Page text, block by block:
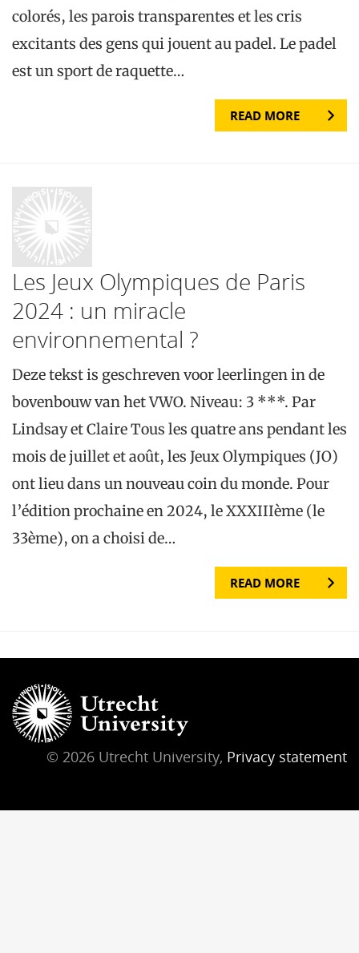
colorés, les parois transparentes et les cris
excitants des gens qui jouent au padel. Le padel
est un sport de raquette…
READ MORE
Les Jeux Olympiques de Paris
2024 : un miracle
environnemental ?
Deze tekst is geschreven voor leerlingen in de
bovenbouw van het VWO. Niveau: 3 ***. Par
Lindsay et Claire Tous les quatre ans pendant les
mois de juillet et août, les Jeux Olympiques (JO)
ont lieu dans un nouveau coin du monde. Pour
l’édition prochaine en 2024, le XXXIIIème (le
33ème), on a choisi de…
READ MORE
© 2026 Utrecht University, Privacy statement